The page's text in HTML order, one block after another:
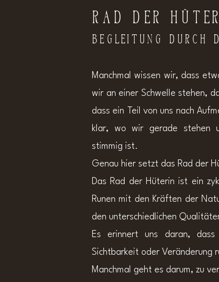
RAD DER
BEGLEITUNG DURCH
Manchmal wissen wir, dass
wir an einer Schwelle stehen,
dass ein Teil von uns nach
klar, wo wir gerade stehen
stimmig ist.
Genau hier setzt das Rad der
Das Rad der Hüterin ist ein
Runen mit den Kräften der
den unterschiedlichen
Es erinnert uns daran,
Sichtbarkeit oder Veränderung
Manchmal geht es darum, zu